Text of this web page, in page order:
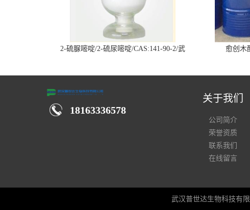
2-硫脲嘧啶/2-硫尿嘧啶/CAS:141-90-2/武
愈创木
18163336578
关于我们
公司简介
荣誉资质
联系我们
在线留言
武汉普世达生物科技有限